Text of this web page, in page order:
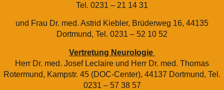
Tel. 0231 – 21 14 31
und Frau Dr. med. Astrid Kiebler, Brüderweg 16, 44135
Dortmund, Tel. 0231 – 52 10 52
Vertretung Neurologie
Herr Dr. med. Josef Leclaire und Herr Dr. med. Thomas
Rotermund, Kampstr. 45 (DOC-Center), 44137 Dortmund, Tel.
0231 – 57 38 57